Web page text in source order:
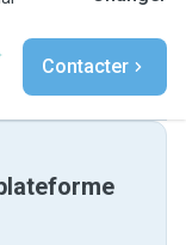
Contacter